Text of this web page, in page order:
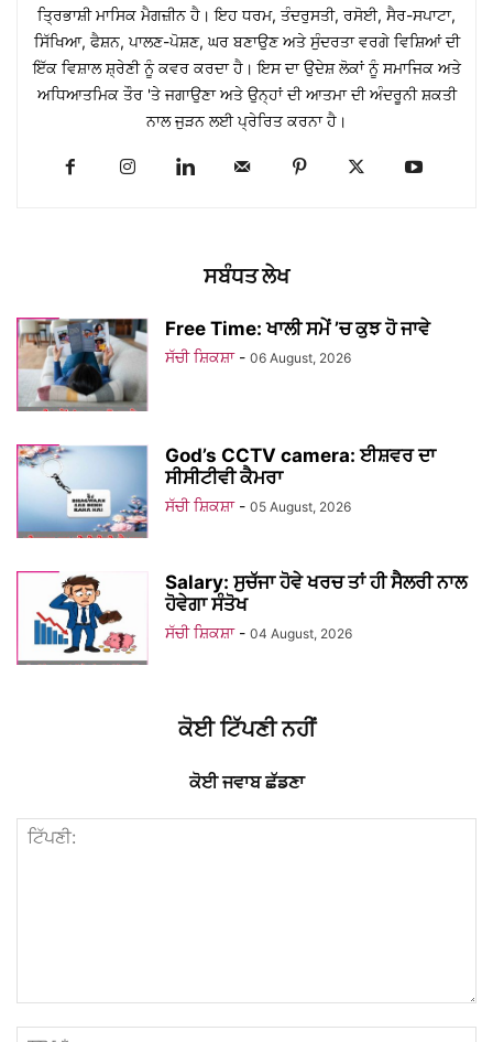
ਤ੍ਰਿਭਾਸ਼ੀ ਮਾਸਿਕ ਮੈਗਜ਼ੀਨ ਹੈ। ਇਹ ਧਰਮ, ਤੰਦਰੁਸਤੀ, ਰਸੋਈ, ਸੈਰ-ਸਪਾਟਾ,
ਸਿੱਖਿਆ, ਫੈਸ਼ਨ, ਪਾਲਣ-ਪੋਸ਼ਣ, ਘਰ ਬਣਾਉਣ ਅਤੇ ਸੁੰਦਰਤਾ ਵਰਗੇ ਵਿਸ਼ਿਆਂ ਦੀ
ਇੱਕ ਵਿਸ਼ਾਲ ਸ਼੍ਰੇਣੀ ਨੂੰ ਕਵਰ ਕਰਦਾ ਹੈ। ਇਸ ਦਾ ਉਦੇਸ਼ ਲੋਕਾਂ ਨੂੰ ਸਮਾਜਿਕ ਅਤੇ
ਅਧਿਆਤਮਿਕ ਤੌਰ 'ਤੇ ਜਗਾਉਣਾ ਅਤੇ ਉਨ੍ਹਾਂ ਦੀ ਆਤਮਾ ਦੀ ਅੰਦਰੂਨੀ ਸ਼ਕਤੀ
ਨਾਲ ਜੁੜਨ ਲਈ ਪ੍ਰੇਰਿਤ ਕਰਨਾ ਹੈ।
ਸਬੰਧਤ ਲੇਖ
Free Time: ਖਾਲੀ ਸਮੇਂ ’ਚ ਕੁਝ ਹੋ ਜਾਵੇ
ਸੱਚੀ ਸ਼ਿਕਸ਼ਾ - 06 August, 2026
God’s CCTV camera: ਈਸ਼ਵਰ ਦਾ
ਸੀਸੀਟੀਵੀ ਕੈਮਰਾ
ਸੱਚੀ ਸ਼ਿਕਸ਼ਾ - 05 August, 2026
Salary: ਸੁਚੱਜਾ ਹੋਵੇ ਖਰਚ ਤਾਂ ਹੀ ਸੈਲਰੀ ਨਾਲ
ਹੋਵੇਗਾ ਸੰਤੋਖ
ਸੱਚੀ ਸ਼ਿਕਸ਼ਾ - 04 August, 2026
ਕੋਈ ਟਿੱਪਣੀ ਨਹੀਂ
ਕੋਈ ਜਵਾਬ ਛੱਡਣਾ